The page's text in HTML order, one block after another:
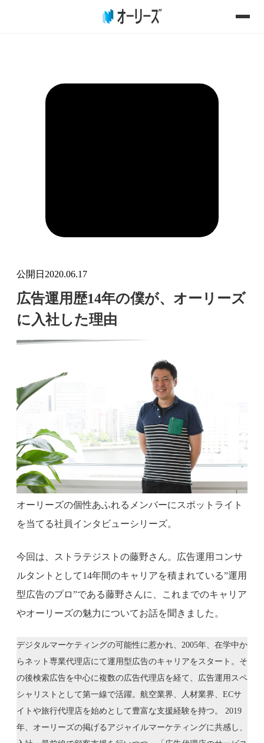
公開日 2020.06.17
広告運用歴14年の僕が、オーリーズ
に入社した理由
オーリーズの個性あふれるメンバーにスポットライト
を当てる社員インタビューシリーズ。
今回は、ストラテジストの藤野さん。広告運用コンサ
ルタントとして14年間のキャリアを積まれている”運用
型広告のプロ”である藤野さんに、これまでのキャリア
やオーリーズの魅力についてお話を聞きました。
デジタルマーケティングの可能性に惹かれ、2005年、在学中か
らネット専業代理店にて運用型広告のキャリアをスタート。そ
の後検索広告を中心に複数の広告代理店を経て、広告運用スペ
シャリストとして第一線で活躍。航空業界、人材業界、ECサ
イトや旅行代理店を始めとして豊富な支援経験を持つ。 2019
年、オーリーズの掲げるアジャイルマーケティングに共感し、